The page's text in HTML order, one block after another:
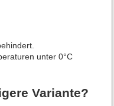
unter 0°C
Variante?